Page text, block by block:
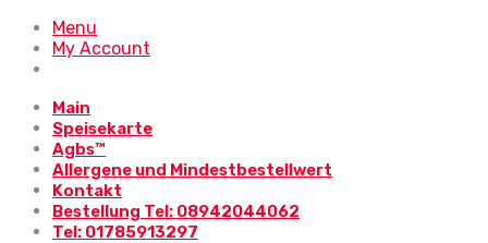
Menu
My Account
Main
Speisekarte
Agbs™
Allergene und Mindestbestellwert
Kontakt
Bestellung Tel: 08942044062
Tel: 01785913297